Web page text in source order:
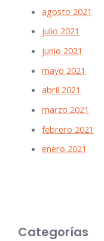
agosto 2021
julio 2021
junio 2021
mayo 2021
abril 2021
marzo 2021
febrero 2021
enero 2021
Categorías